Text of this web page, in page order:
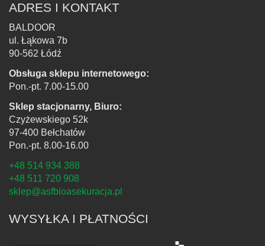
ADRES I KONTAKT
BALDOOR
ul. Łąkowa 7b
90-562 Łódź
Obsługa sklepu internetowego:
Pon.-pt. 7.00-15.00
Sklep stacjonarny, Biuro:
Czyżewskiego 52k
97-400 Bełchatów
Pon.-pt. 8.00-16.00
+48 514 934 388
+48 511 720 908
sklep@asfbioasekuracja.pl
WYSYŁKA I PŁATNOŚCI